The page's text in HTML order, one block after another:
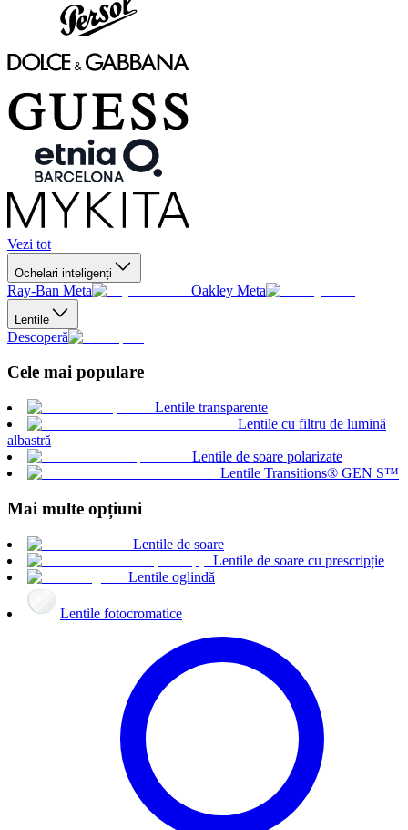
Vezi tot
Ochelari inteligenți
Ray-Ban Meta Oakley Meta
Lentile
Descoperă
Cele mai populare
Lentile transparente
Lentile cu filtru de lumină
albastră
Lentile de soare polarizate
Lentile Transitions® GEN S™
Mai multe opțiuni
Lentile de soare
Lentile de soare cu prescripție
Lentile oglindă
Lentile fotocromatice